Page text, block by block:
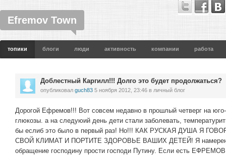
Efremov Town
топики блоги люди активность компании работа
Доблестный Каргилл!!! Долго это будет продолжаться?
опубликовал guch83 5 ноября 2012, 23:46 в личный блог
Дорогой Ефремов!!! Вот совсем недавно в прошлый четверг на
глюкозы. а на следуюий день дети стали заболевать,
бы еслиб это было в первый раз! Но!!! КАК РУСКАЯ ДУША Я
СВОЙ КЛИМАТ И ПОРТИТЕ ЗДОРОВЬЕ ВАШИХ ДЕТЕЙ! Я намерен
обращение господину прости господи Путину. Если есть